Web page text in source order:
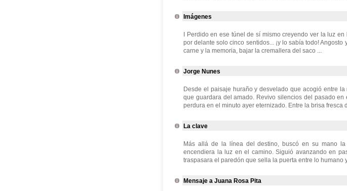
Imágenes
I Perdido en ese túnel de sí mismo creyendo ver la luz
por delante solo cinco sentidos... ¡y lo sabía todo!
carne y la memoria, bajar la cremallera del saco ...
Jorge Nunes
Desde el paisaje huraño y desvelado que acogió entre
que guardara del amado. Revivo silencios del pasado
perdura en el minuto ayer eternizado. Entre la brisa fresca
La clave
Más allá de la línea del destino, buscó en su mano
encendiera la luz en el camino. Siguió avanzando en
traspasara el paredón que sella la puerta entre lo humano
Mensaje a Juana Rosa Pita